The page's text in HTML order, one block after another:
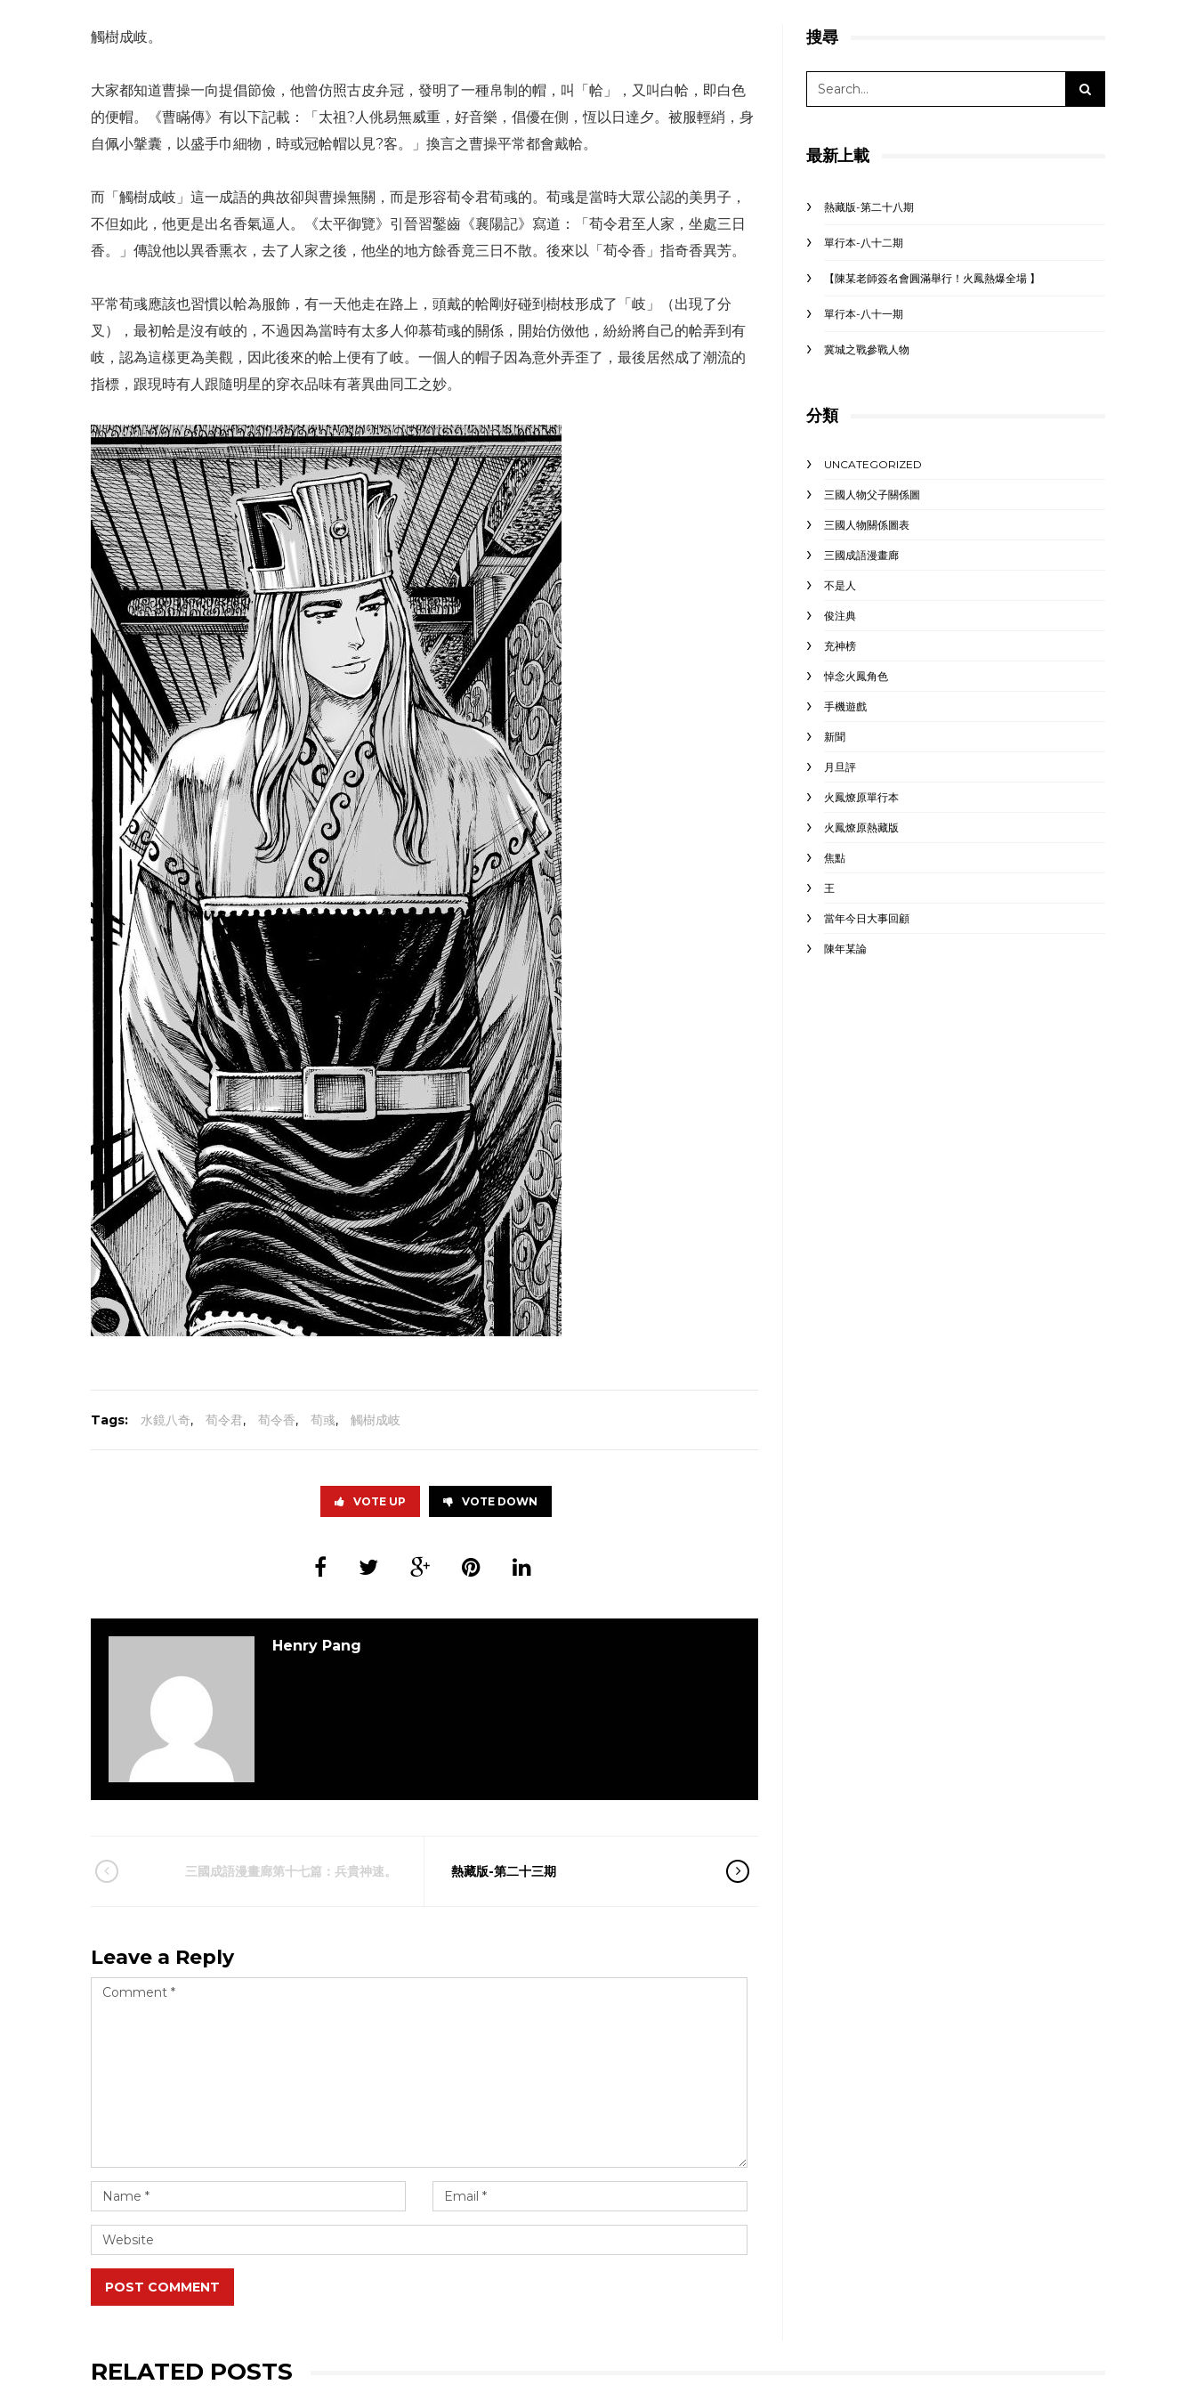
觸樹成岐。
大家都知道曹操一向提倡節儉，他曾仿照古皮弁冠，發明了一種帛制的帽，叫「帢」，又叫白帢，即白色
的便帽。《曹瞞傳》有以下記載：「太祖?人佻易無威重，好音樂，倡優在側，恆以日達夕。被服輕綃，身
自佩小鞶囊，以盛手巾細物，時或冠帢帽以見?客。」換言之曹操平常都會戴帢。
而「觸樹成岐」這一成語的典故卻與曹操無關，而是形容荀令君荀彧的。荀彧是當時大眾公認的美男子，
不但如此，他更是出名香氣逼人。《太平御覽》引晉習鑿齒《襄陽記》寫道：「荀令君至人家，坐處三日
香。」傳說他以異香熏衣，去了人家之後，他坐的地方餘香竟三日不散。後來以「荀令香」指奇香異芳。
平常荀彧應該也習慣以帢為服飾，有一天他走在路上，頭戴的帢剛好碰到樹枝形成了「岐」（出現了分
叉），最初帢是沒有岐的，不過因為當時有太多人仰慕荀彧的關係，開始仿傚他，紛紛將自己的帢弄到有
岐，認為這樣更為美觀，因此後來的帢上便有了岐。一個人的帽子因為意外弄歪了，最後居然成了潮流的
指標，跟現時有人跟隨明星的穿衣品味有著異曲同工之妙。
Tags: 水鏡八奇, 荀令君, 荀令香, 荀彧, 觸樹成岐
VOTE UP VOTE DOWN
Henry Pang
三國成語漫畫廊第十七篇：兵貴神速。 熱藏版-第二十三期
Leave a Reply
POST COMMENT
搜尋
最新上載
熱藏版-第二十八期
單行本-八十二期
【陳某老師簽名會圓滿舉行！火鳳熱爆全場 】
單行本-八十一期
冀城之戰參戰人物
分類
UNCATEGORIZED
三國人物父子關係圖
三國人物關係圖表
三國成語漫畫廊
不是人
俊注典
充神榜
悼念火鳳角色
手機遊戲
新聞
月旦評
火鳳燎原單行本
火鳳燎原熱藏版
焦點
王
當年今日大事回顧
陳年某論
RELATED POSTS